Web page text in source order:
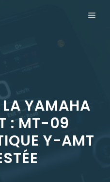
LA YAMAHA
: MT-09
Y-AMT